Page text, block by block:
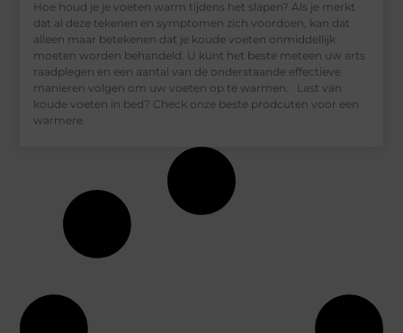
Hoe houd je je voeten warm tijdens het slapen? Als je merkt
dat al deze tekenen en symptomen zich voordoen, kan dat
alleen maar betekenen dat je koude voeten onmiddellijk
moeten worden behandeld. U kunt het beste meteen uw arts
raadplegen en een aantal van de onderstaande effectieve
manieren volgen om uw voeten op te warmen. Last van
koude voeten in bed? Check onze beste prodcuten voor een
warmere